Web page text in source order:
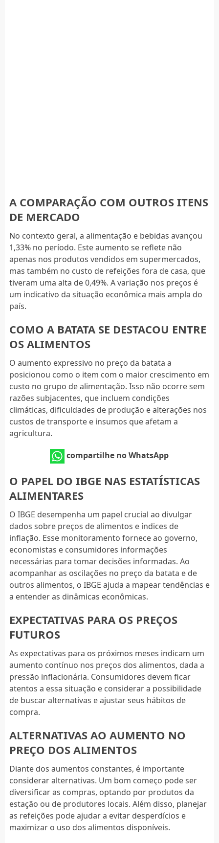
A COMPARAÇÃO COM OUTROS ITENS
DE MERCADO
No contexto geral, a alimentação e bebidas avançou
1,33% no período. Este aumento se reflete não
apenas nos produtos vendidos em supermercados,
mas também no custo de refeições fora de casa, que
tiveram uma alta de 0,49%. A variação nos preços é
um indicativo da situação econômica mais ampla do
país.
COMO A BATATA SE DESTACOU ENTRE
OS ALIMENTOS
O aumento expressivo no preço da batata a
posicionou como o item com o maior crescimento em
custo no grupo de alimentação. Isso não ocorre sem
razões subjacentes, que incluem condições
climáticas, dificuldades de produção e alterações nos
custos de transporte e insumos que afetam a
agricultura.
compartilhe no WhatsApp
O PAPEL DO IBGE NAS ESTATÍSTICAS
ALIMENTARES
O IBGE desempenha um papel crucial ao divulgar
dados sobre preços de alimentos e índices de
inflação. Esse monitoramento fornece ao governo,
economistas e consumidores informações
necessárias para tomar decisões informadas. Ao
acompanhar as oscilações no preço da batata e de
outros alimentos, o IBGE ajuda a mapear tendências e
a entender as dinâmicas econômicas.
EXPECTATIVAS PARA OS PREÇOS
FUTUROS
As expectativas para os próximos meses indicam um
aumento contínuo nos preços dos alimentos, dada a
pressão inflacionária. Consumidores devem ficar
atentos a essa situação e considerar a possibilidade
de buscar alternativas e ajustar seus hábitos de
compra.
ALTERNATIVAS AO AUMENTO NO
PREÇO DOS ALIMENTOS
Diante dos aumentos constantes, é importante
considerar alternativas. Um bom começo pode ser
diversificar as compras, optando por produtos da
estação ou de produtores locais. Além disso, planejar
as refeições pode ajudar a evitar desperdícios e
maximizar o uso dos alimentos disponíveis.